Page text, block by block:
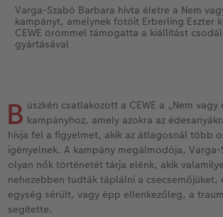
Kiegészítők
XXL Retró fotó
Varga-Szabó Barbara hívta életre a Nem
kampányt, amelynek fotóit Erberling Eszter
CEWE örömmel támogatta a kiállítást
gyártásával
B üszkén csatlakozott a CEWE a „Nem
kampányhoz, amely azokra az
hívja fel a figyelmet, akik az átlagosnál több
igényelnek. A kampány megálmodója, Varga-
olyan nők történetét tárja elénk, akik
nehezebben tudták táplálni a csecsemőjüket,
egység sérült, vagy épp ellenkezőleg, a
segítette.